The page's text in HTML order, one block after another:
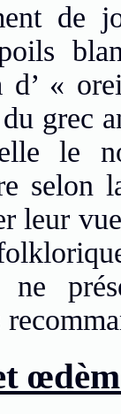
de
d’ «
grec
le
selon
leur
ne